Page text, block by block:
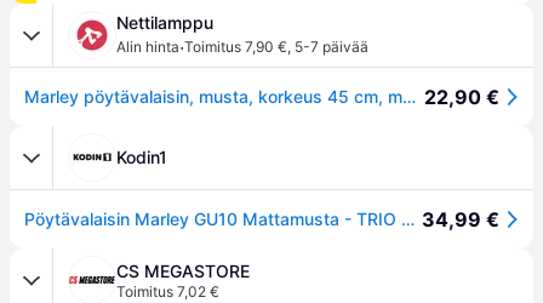
Nettilamppu
Alin hinta·Toimitus 7,90 €, 5-7 päivää
Marley pöytävalaisin, musta, korkeus 45 cm, metallia - musta matta 22,90 €
Kodin1
Pöytävalaisin Marley GU10 Mattamusta - TRIO Musta 34,99 €
CS MEGASTORE
Toimitus 7,02 €